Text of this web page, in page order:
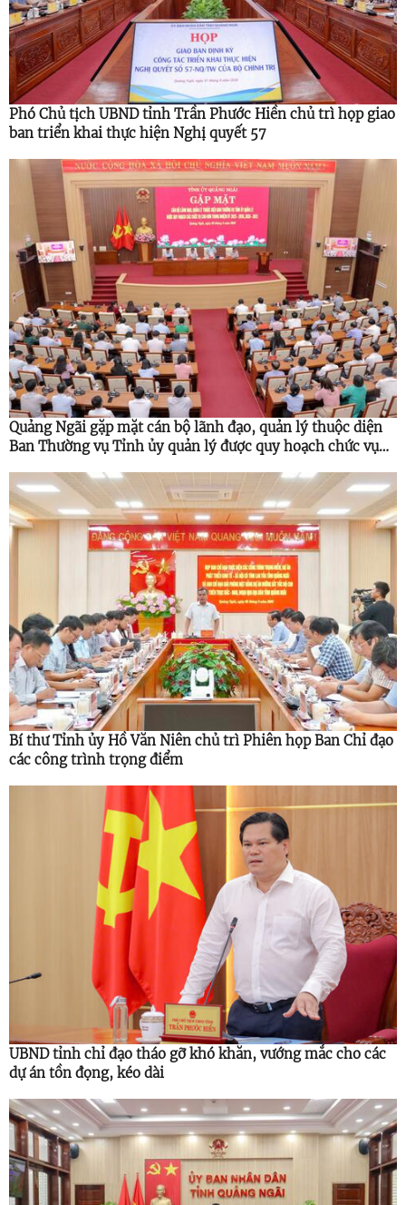
Phó Chủ tịch UBND tỉnh Trần Phước Hiền chủ trì họp giao
ban triển khai thực hiện Nghị quyết 57
Quảng Ngãi gặp mặt cán bộ lãnh đạo, quản lý thuộc diện
Ban Thường vụ Tỉnh ủy quản lý được quy hoạch chức vụ
Bí thư Tỉnh ủy Hồ Văn Niên chủ trì Phiên họp Ban Chỉ đạo
các công trình trọng điểm
UBND tỉnh chỉ đạo tháo gỡ khó khăn, vướng mắc cho các
dự án tồn đọng, kéo dài